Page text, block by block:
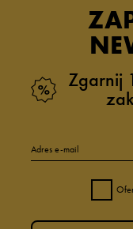
Zgarnij
Adres e-mail